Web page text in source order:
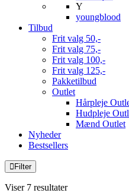
Y
youngblood
Tilbud
Frit valg 50,-
Frit valg 75,-
Frit valg 100,-
Frit valg 125,-
Pakketilbud
Outlet
Hårpleje
Hudpleje
Mænd Outlet
Nyheder
Bestsellers
Filter
Viser 7 resultater